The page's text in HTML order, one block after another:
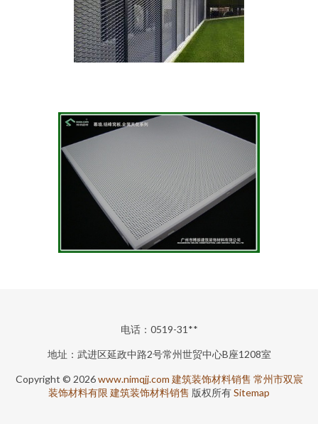
电话：0519-31**
地址：武进区延政中路2号常州世贸中心B座1208室
Copyright © 2026www.nimqjj.com 建筑装饰材料销售 常州市双宸
装饰材料有限 建筑装饰材料销售 版权所有Sitemap